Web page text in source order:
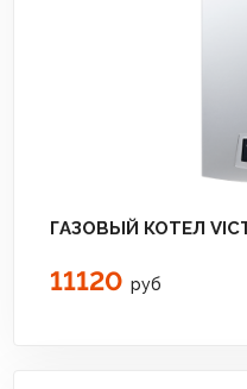
ГАЗОВЫЙ КОТЕЛ
11120 руб